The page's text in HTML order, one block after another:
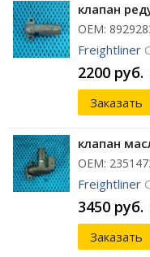
клапан
ОЕМ:
Freightliner
2200 руб.
Заказать
клапан
ОЕМ:
Freightliner
3450 руб.
Заказать